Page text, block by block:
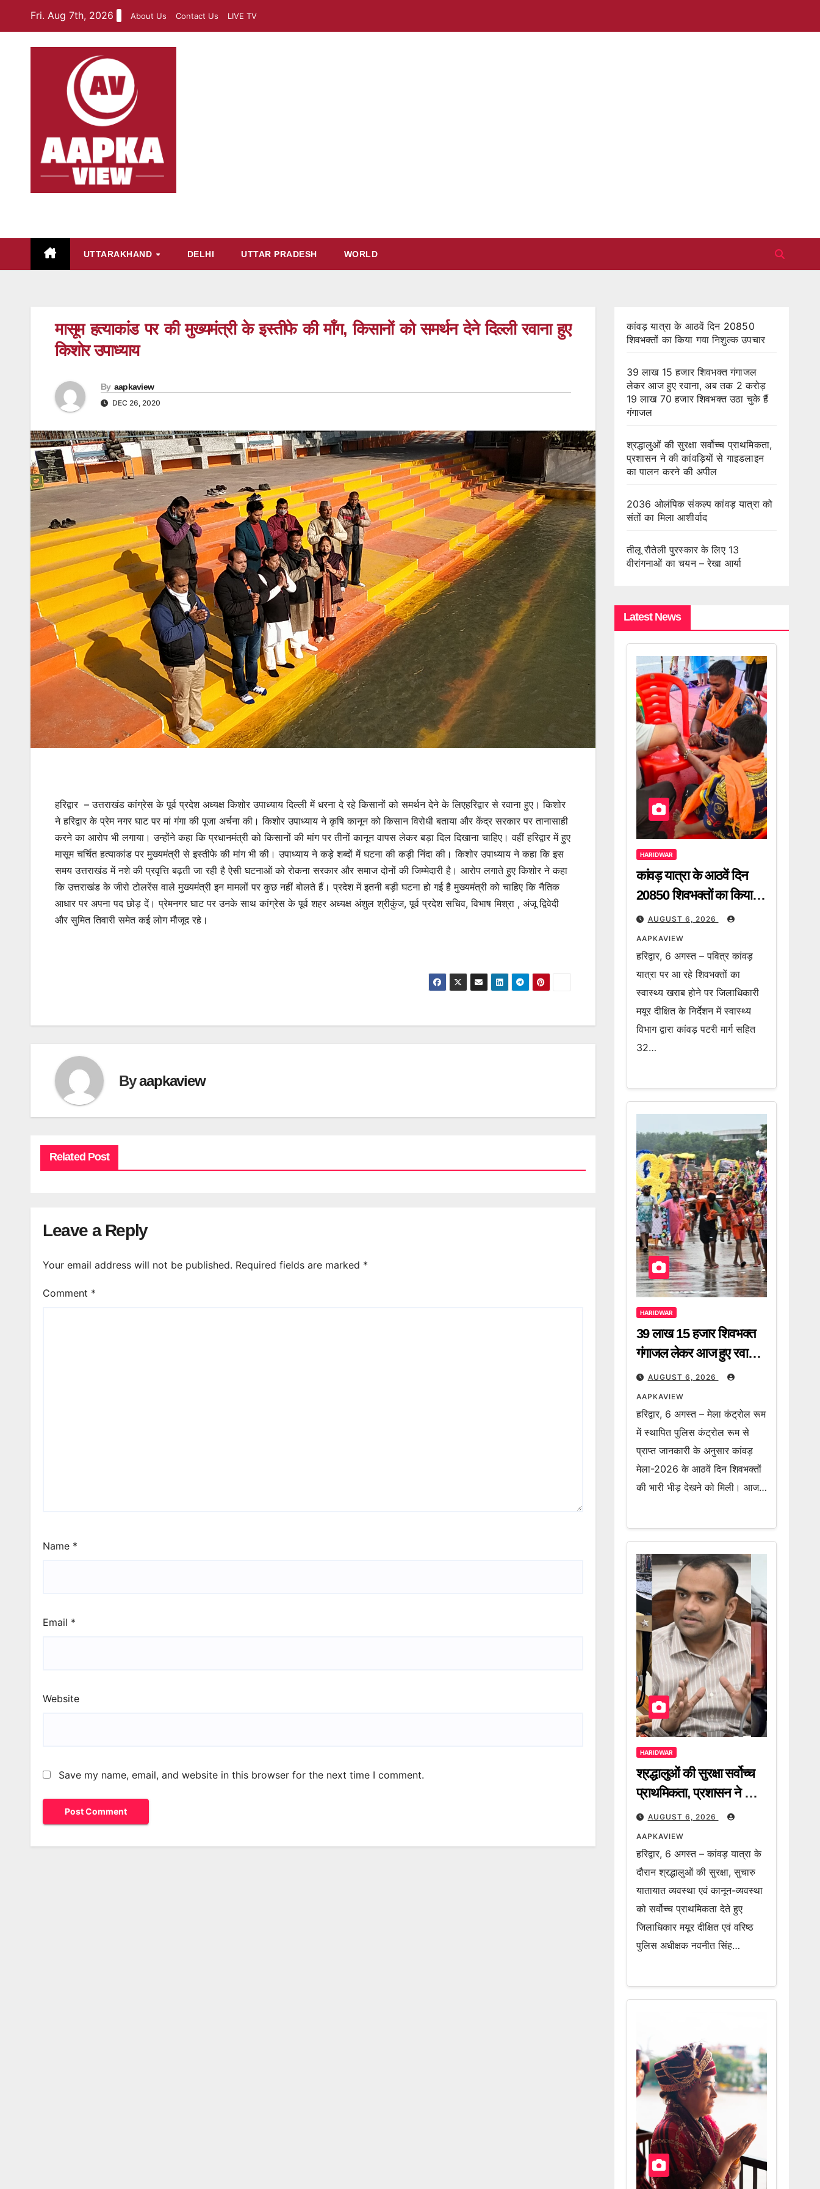
content
Fri. Aug 7th, 2026 About Us Contact Us LIVE TV
UTTARAKHAND DELHI UTTAR PRADESH WORLD
मासूम हत्याकांड पर की मुख्यमंत्री के इस्तीफे की माँग, किसानों को समर्थन देने दिल्ली रवाना हुए
किशोर उपाध्याय
By aapkaview
DEC 26, 2020
हरिद्वार – उत्तराखंड कांग्रेस के पूर्व प्रदेश अध्यक्ष किशोर उपाध्याय दिल्ली में धरना दे रहे किसानों को समर्थन देने के लिएहरिद्वार से रवाना हुए। किशोर
ने हरिद्वार के प्रेम नगर घाट पर मां गंगा की पूजा अर्चना की। किशोर उपाध्याय ने कृषि कानून को किसान विरोधी बताया और केंद्र सरकार पर तानासाही
करने का आरोप भी लगाया। उन्होंने कहा कि प्रधानमंत्री को किसानों की मांग पर तीनों कानून वापस लेकर बड़ा दिल दिखाना चाहिए। वहीं हरिद्वार में हुए
मासूम चर्चित हत्याकांड पर मुख्यमंत्री से इस्तीफे की मांग भी की। उपाध्याय ने कड़े शब्दों में घटना की कड़ी निंदा की। किशोर उपाध्याय ने कहा कि इस
समय उत्तराखंड में नशे की प्रवृत्ति बढ़ती जा रही है ऐसी घटनाओं को रोकना सरकार और समाज दोनों की जिम्मेदारी है। आरोप लगाते हुए किशोर ने कहा
कि उत्तराखंड के जीरो टोलरेंस वाले मुख्यमंत्री इन मामलों पर कुछ नहीं बोलते हैं। प्रदेश में इतनी बड़ी घटना हो गई है मुख्यमंत्री को चाहिए कि नैतिक
आधार पर अपना पद छोड़ दें। प्रेमनगर घाट पर उनके साथ कांग्रेस के पूर्व शहर अध्यक्ष अंशुल श्रीकुंज, पूर्व प्रदेश सचिव, विभाष मिश्रा , अंजू द्विवेदी
और सुमित तिवारी समेत कई लोग मौजूद रहे।
Byaapkaview
Related Post
Leave a Reply
Your email address will not be published. Required fields are marked *
Comment *
Name *
Email *
Website
Save my name, email, and website in this browser for the next time I comment.
कांवड़ यात्रा के आठवें दिन 20850
शिवभक्तों का किया गया निशुल्क उपचार
39 लाख 15 हजार शिवभक्त गंगाजल
लेकर आज हुए रवाना, अब तक 2 करोड़
19 लाख 70 हजार शिवभक्त उठा चुके हैं
गंगाजल
श्रद्धालुओं की सुरक्षा सर्वोच्च प्राथमिकता,
प्रशासन ने की कांवड़ियों से गाइडलाइन
का पालन करने की अपील
2036 ओलंपिक संकल्प कांवड़ यात्रा को
संतों का मिला आशीर्वाद
तीलू रौतेली पुरस्कार के लिए 13
वीरांगनाओं का चयन – रेखा आर्या
Latest News
HARIDWAR
कांवड़ यात्रा के आठवें दिन
20850 शिवभक्तों का किया
गया निशुल्क उपचार
AUGUST 6, 2026
AAPKAVIEW
हरिद्वार, 6 अगस्त – पवित्र कांवड़
यात्रा पर आ रहे शिवभक्तों का
स्वास्थ्य खराब होने पर जिलाधिकारी
मयूर दीक्षित के निर्देशन में स्वास्थ्य
विभाग द्वारा कांवड़ पटरी मार्ग सहित
32…
HARIDWAR
39 लाख 15 हजार शिवभक्त
गंगाजल लेकर आज हुए रवाना,
अब तक 2 करोड़ 19 लाख 70
हजार शिवभक्त उठा चुके हैं
गंगाजल
AUGUST 6, 2026
AAPKAVIEW
हरिद्वार, 6 अगस्त – मेला कंट्रोल रूम
में स्थापित पुलिस कंट्रोल रूम से
प्राप्त जानकारी के अनुसार कांवड़
मेला-2026 के आठवें दिन शिवभक्तों
की भारी भीड़ देखने को मिली। आज…
HARIDWAR
श्रद्धालुओं की सुरक्षा सर्वोच्च
प्राथमिकता, प्रशासन ने की
कांवड़ियों से गाइडलाइन का
पालन करने की अपील
AUGUST 6, 2026
AAPKAVIEW
हरिद्वार, 6 अगस्त – कांवड़ यात्रा के
दौरान श्रद्धालुओं की सुरक्षा, सुचारु
यातायात व्यवस्था एवं कानून-व्यवस्था
को सर्वोच्च प्राथमिकता देते हुए
जिलाधिकार मयूर दीक्षित एवं वरिष्ठ
पुलिस अधीक्षक नवनीत सिंह…